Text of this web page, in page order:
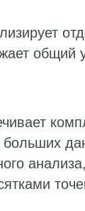
общий
больших